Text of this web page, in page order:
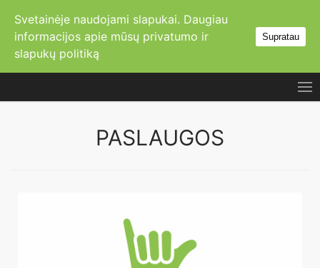
PASLAUGOS
Svetainėje naudojami slapukai. Daugiau
informacijos apie mūsų privatumo ir
slapukų politiką
Supratau